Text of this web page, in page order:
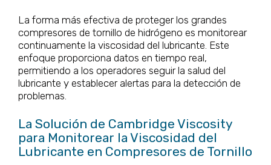
La forma más efectiva de proteger los grandes
compresores de tornillo de hidrógeno es monitorear
continuamente la viscosidad del lubricante. Este
enfoque proporciona datos en tiempo real,
permitiendo a los operadores seguir la salud del
lubricante y establecer alertas para la detección de
problemas.
La Solución de Cambridge Viscosity
para Monitorear la Viscosidad del
Lubricante en Compresores de Tornillo